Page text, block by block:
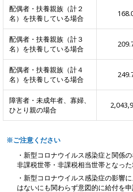
配偶者・扶養親族（計２
名）を扶養している場合
配偶者・扶養親族（計３
名）を扶養している場合
配偶者・扶養親族（計４
名）を扶養している場合
障害者・未成年者、寡婦、
ひとり親の場合
※ご注意ください
・新型コロナウイルス感染症と関係
非課税世帯・非課税相当世帯となった
・新型コロナウイルス感染症の影響
はないにも関わらず意図的に給付を